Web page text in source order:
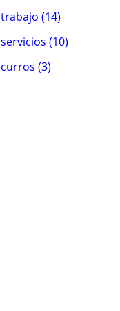
trabajo (14)
servicios (10)
curros (3)